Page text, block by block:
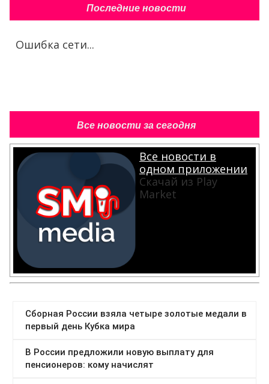
Последние новости
Ошибка сети...
Все новости за сегодня
Все новости в
одном приложении
Скачай из Play
Market